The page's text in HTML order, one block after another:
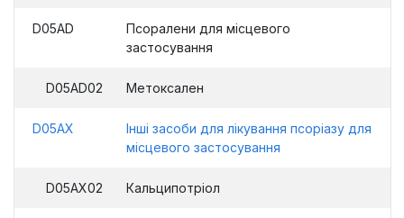
D05AD
Псоралени для місцевого
застосування
D05AD02 Метоксален
D05AX
Інші засоби для лікування псоріазу для
місцевого застосування
D05AX02 Кальципотріол